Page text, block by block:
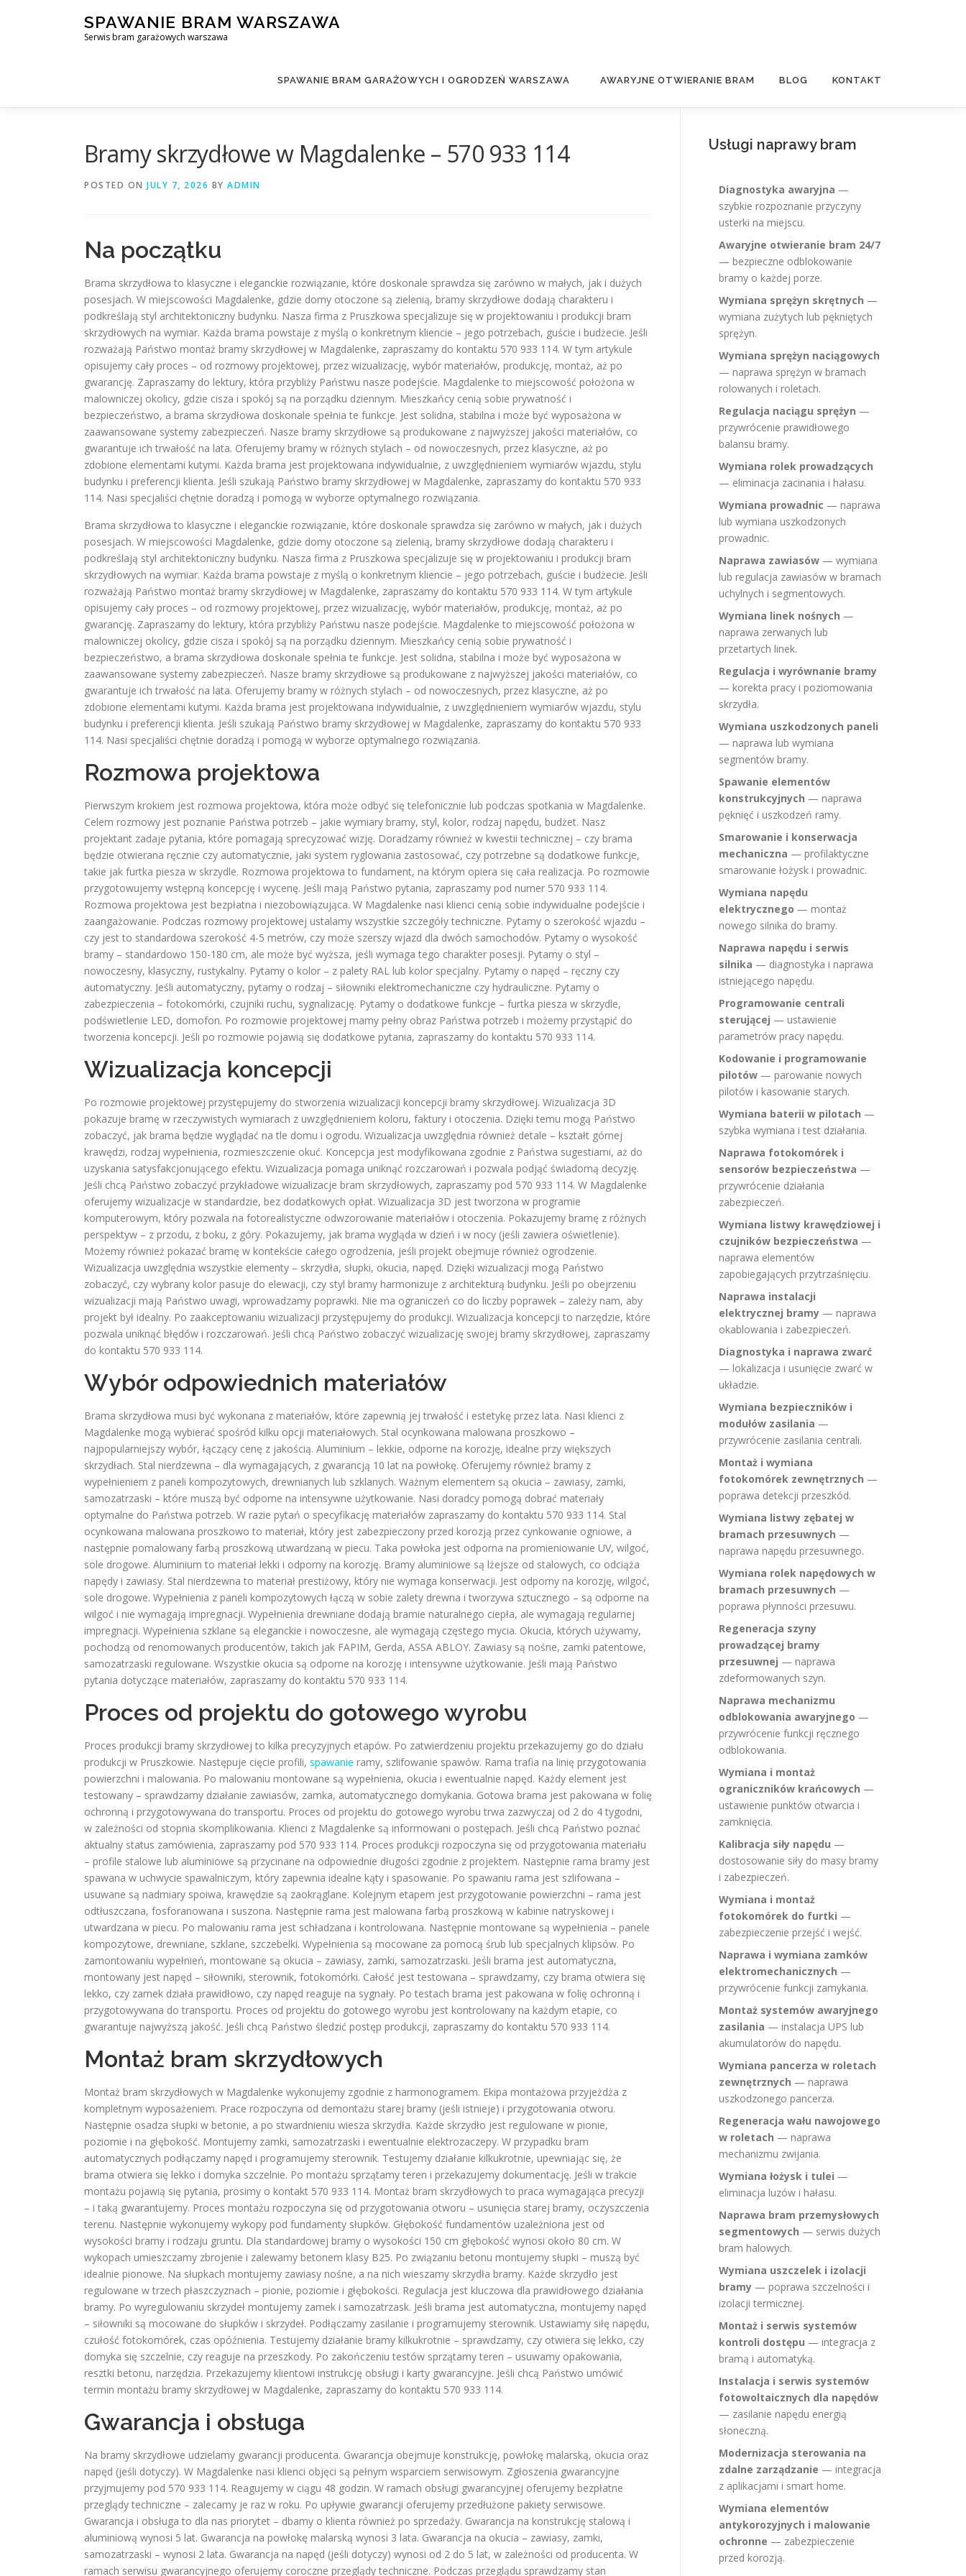
SPAWANIE BRAM WARSZAWA
Serwis bram garażowych warszawa
SPAWANIE BRAM GARAŻOWYCH I OGRODZEŃ WARSZAWA AWARYJNE OTWIERANIE BRAM BLOG KONTAKT
Bramy skrzydłowe w Magdalenke – 570 933 114
POSTED ON JULY 7, 2026 BY ADMIN
Na początku
Brama skrzydłowa to klasyczne i eleganckie rozwiązanie, które doskonale sprawdza się zarówno w małych, jak i dużych
posesjach. W miejscowości Magdalenke, gdzie domy otoczone są zielenią, bramy skrzydłowe dodają charakteru i
podkreślają styl architektoniczny budynku. Nasza firma z Pruszkowa specjalizuje się w projektowaniu i produkcji bram
skrzydłowych na wymiar. Każda brama powstaje z myślą o konkretnym kliencie – jego potrzebach, guście i budżecie. Jeśli
rozważają Państwo montaż bramy skrzydłowej w Magdalenke, zapraszamy do kontaktu 570 933 114. W tym artykule
opisujemy cały proces – od rozmowy projektowej, przez wizualizację, wybór materiałów, produkcję, montaż, aż po
gwarancję. Zapraszamy do lektury, która przybliży Państwu nasze podejście. Magdalenke to miejscowość położona w
malowniczej okolicy, gdzie cisza i spokój są na porządku dziennym. Mieszkańcy cenią sobie prywatność i
bezpieczeństwo, a brama skrzydłowa doskonale spełnia te funkcje. Jest solidna, stabilna i może być wyposażona w
zaawansowane systemy zabezpieczeń. Nasze bramy skrzydłowe są produkowane z najwyższej jakości materiałów, co
gwarantuje ich trwałość na lata. Oferujemy bramy w różnych stylach – od nowoczesnych, przez klasyczne, aż po
zdobione elementami kutymi. Każda brama jest projektowana indywidualnie, z uwzględnieniem wymiarów wjazdu, stylu
budynku i preferencji klienta. Jeśli szukają Państwo bramy skrzydłowej w Magdalenke, zapraszamy do kontaktu 570 933
114. Nasi specjaliści chętnie doradzą i pomogą w wyborze optymalnego rozwiązania.
Brama skrzydłowa to klasyczne i eleganckie rozwiązanie, które doskonale sprawdza się zarówno w małych, jak i dużych
posesjach. W miejscowości Magdalenke, gdzie domy otoczone są zielenią, bramy skrzydłowe dodają charakteru i
podkreślają styl architektoniczny budynku. Nasza firma z Pruszkowa specjalizuje się w projektowaniu i produkcji bram
skrzydłowych na wymiar. Każda brama powstaje z myślą o konkretnym kliencie – jego potrzebach, guście i budżecie. Jeśli
rozważają Państwo montaż bramy skrzydłowej w Magdalenke, zapraszamy do kontaktu 570 933 114. W tym artykule
opisujemy cały proces – od rozmowy projektowej, przez wizualizację, wybór materiałów, produkcję, montaż, aż po
gwarancję. Zapraszamy do lektury, która przybliży Państwu nasze podejście. Magdalenke to miejscowość położona w
malowniczej okolicy, gdzie cisza i spokój są na porządku dziennym. Mieszkańcy cenią sobie prywatność i
bezpieczeństwo, a brama skrzydłowa doskonale spełnia te funkcje. Jest solidna, stabilna i może być wyposażona w
zaawansowane systemy zabezpieczeń. Nasze bramy skrzydłowe są produkowane z najwyższej jakości materiałów, co
gwarantuje ich trwałość na lata. Oferujemy bramy w różnych stylach – od nowoczesnych, przez klasyczne, aż po
zdobione elementami kutymi. Każda brama jest projektowana indywidualnie, z uwzględnieniem wymiarów wjazdu, stylu
budynku i preferencji klienta. Jeśli szukają Państwo bramy skrzydłowej w Magdalenke, zapraszamy do kontaktu 570 933
114. Nasi specjaliści chętnie doradzą i pomogą w wyborze optymalnego rozwiązania.
Rozmowa projektowa
Pierwszym krokiem jest rozmowa projektowa, która może odbyć się telefonicznie lub podczas spotkania w Magdalenke.
Celem rozmowy jest poznanie Państwa potrzeb – jakie wymiary bramy, styl, kolor, rodzaj napędu, budżet. Nasz
projektant zadaje pytania, które pomagają sprecyzować wizję. Doradzamy również w kwestii technicznej – czy brama
będzie otwierana ręcznie czy automatycznie, jaki system ryglowania zastosować, czy potrzebne są dodatkowe funkcje,
takie jak furtka piesza w skrzydle. Rozmowa projektowa to fundament, na którym opiera się cała realizacja. Po rozmowie
przygotowujemy wstępną koncepcję i wycenę. Jeśli mają Państwo pytania, zapraszamy pod numer 570 933 114.
Rozmowa projektowa jest bezpłatna i niezobowiązująca. W Magdalenke nasi klienci cenią sobie indywidualne podejście i
zaangażowanie. Podczas rozmowy projektowej ustalamy wszystkie szczegóły techniczne. Pytamy o szerokość wjazdu –
czy jest to standardowa szerokość 4-5 metrów, czy może szerszy wjazd dla dwóch samochodów. Pytamy o wysokość
bramy – standardowo 150-180 cm, ale może być wyższa, jeśli wymaga tego charakter posesji. Pytamy o styl –
nowoczesny, klasyczny, rustykalny. Pytamy o kolor – z palety RAL lub kolor specjalny. Pytamy o napęd – ręczny czy
automatyczny. Jeśli automatyczny, pytamy o rodzaj – siłowniki elektromechaniczne czy hydrauliczne. Pytamy o
zabezpieczenia – fotokomórki, czujniki ruchu, sygnalizację. Pytamy o dodatkowe funkcje – furtka piesza w skrzydle,
podświetlenie LED, domofon. Po rozmowie projektowej mamy pełny obraz Państwa potrzeb i możemy przystąpić do
tworzenia koncepcji. Jeśli po rozmowie pojawią się dodatkowe pytania, zapraszamy do kontaktu 570 933 114.
Wizualizacja koncepcji
Po rozmowie projektowej przystępujemy do stworzenia wizualizacji koncepcji bramy skrzydłowej. Wizualizacja 3D
pokazuje bramę w rzeczywistych wymiarach z uwzględnieniem koloru, faktury i otoczenia. Dzięki temu mogą Państwo
zobaczyć, jak brama będzie wyglądać na tle domu i ogrodu. Wizualizacja uwzględnia również detale – kształt górnej
krawędzi, rodzaj wypełnienia, rozmieszczenie okuć. Koncepcja jest modyfikowana zgodnie z Państwa sugestiami, aż do
uzyskania satysfakcjonującego efektu. Wizualizacja pomaga uniknąć rozczarowań i pozwala podjąć świadomą decyzję.
Jeśli chcą Państwo zobaczyć przykładowe wizualizacje bram skrzydłowych, zapraszamy pod 570 933 114. W Magdalenke
oferujemy wizualizacje w standardzie, bez dodatkowych opłat. Wizualizacja 3D jest tworzona w programie
komputerowym, który pozwala na fotorealistyczne odwzorowanie materiałów i otoczenia. Pokazujemy bramę z różnych
perspektyw – z przodu, z boku, z góry. Pokazujemy, jak brama wygląda w dzień i w nocy (jeśli zawiera oświetlenie).
Możemy również pokazać bramę w kontekście całego ogrodzenia, jeśli projekt obejmuje również ogrodzenie.
Wizualizacja uwzględnia wszystkie elementy – skrzydła, słupki, okucia, napęd. Dzięki wizualizacji mogą Państwo
zobaczyć, czy wybrany kolor pasuje do elewacji, czy styl bramy harmonizuje z architekturą budynku. Jeśli po obejrzeniu
wizualizacji mają Państwo uwagi, wprowadzamy poprawki. Nie ma ograniczeń co do liczby poprawek – zależy nam, aby
projekt był idealny. Po zaakceptowaniu wizualizacji przystępujemy do produkcji. Wizualizacja koncepcji to narzędzie, które
pozwala uniknąć błędów i rozczarowań. Jeśli chcą Państwo zobaczyć wizualizację swojej bramy skrzydłowej, zapraszamy
do kontaktu 570 933 114.
Wybór odpowiednich materiałów
Brama skrzydłowa musi być wykonana z materiałów, które zapewnią jej trwałość i estetykę przez lata. Nasi klienci z
Magdalenke mogą wybierać spośród kilku opcji materiałowych. Stal ocynkowana malowana proszkowo –
najpopularniejszy wybór, łączący cenę z jakością. Aluminium – lekkie, odporne na korozję, idealne przy większych
skrzydłach. Stal nierdzewna – dla wymagających, z gwarancją 10 lat na powłokę. Oferujemy również bramy z
wypełnieniem z paneli kompozytowych, drewnianych lub szklanych. Ważnym elementem są okucia – zawiasy, zamki,
samozatrzaski – które muszą być odporne na intensywne użytkowanie. Nasi doradcy pomogą dobrać materiały
optymalne do Państwa potrzeb. W razie pytań o specyfikację materiałów zapraszamy do kontaktu 570 933 114. Stal
ocynkowana malowana proszkowo to materiał, który jest zabezpieczony przed korozją przez cynkowanie ogniowe, a
następnie pomalowany farbą proszkową utwardzaną w piecu. Taka powłoka jest odporna na promieniowanie UV, wilgoć,
sole drogowe. Aluminium to materiał lekki i odporny na korozję. Bramy aluminiowe są lżejsze od stalowych, co odciąża
napędy i zawiasy. Stal nierdzewna to materiał prestiżowy, który nie wymaga konserwacji. Jest odporny na korozję, wilgoć,
sole drogowe. Wypełnienia z paneli kompozytowych łączą w sobie zalety drewna i tworzywa sztucznego – są odporne na
wilgoć i nie wymagają impregnacji. Wypełnienia drewniane dodają bramie naturalnego ciepła, ale wymagają regularnej
impregnacji. Wypełnienia szklane są eleganckie i nowoczesne, ale wymagają częstego mycia. Okucia, których używamy,
pochodzą od renomowanych producentów, takich jak FAPIM, Gerda, ASSA ABLOY. Zawiasy są nośne, zamki patentowe,
samozatrzaski regulowane. Wszystkie okucia są odporne na korozję i intensywne użytkowanie. Jeśli mają Państwo
pytania dotyczące materiałów, zapraszamy do kontaktu 570 933 114.
Proces od projektu do gotowego wyrobu
Proces produkcji bramy skrzydłowej to kilka precyzyjnych etapów. Po zatwierdzeniu projektu przekazujemy go do działu
produkcji w Pruszkowie. Następuje cięcie profili, spawanie ramy, szlifowanie spawów. Rama trafia na linię przygotowania
powierzchni i malowania. Po malowaniu montowane są wypełnienia, okucia i ewentualnie napęd. Każdy element jest
testowany – sprawdzamy działanie zawiasów, zamka, automatycznego domykania. Gotowa brama jest pakowana w folię
ochronną i przygotowywana do transportu. Proces od projektu do gotowego wyrobu trwa zazwyczaj od 2 do 4 tygodni,
w zależności od stopnia skomplikowania. Klienci z Magdalenke są informowani o postępach. Jeśli chcą Państwo poznać
aktualny status zamówienia, zapraszamy pod 570 933 114. Proces produkcji rozpoczyna się od przygotowania materiału
– profile stalowe lub aluminiowe są przycinane na odpowiednie długości zgodnie z projektem. Następnie rama bramy jest
spawana w uchwycie spawalniczym, który zapewnia idealne kąty i spasowanie. Po spawaniu rama jest szlifowana –
usuwane są nadmiary spoiwa, krawędzie są zaokrąglane. Kolejnym etapem jest przygotowanie powierzchni – rama jest
odtłuszczana, fosforanowana i suszona. Następnie rama jest malowana farbą proszkową w kabinie natryskowej i
utwardzana w piecu. Po malowaniu rama jest schładzana i kontrolowana. Następnie montowane są wypełnienia – panele
kompozytowe, drewniane, szklane, szczebelki. Wypełnienia są mocowane za pomocą śrub lub specjalnych klipsów. Po
zamontowaniu wypełnień, montowane są okucia – zawiasy, zamki, samozatrzaski. Jeśli brama jest automatyczna,
montowany jest napęd – siłowniki, sterownik, fotokomórki. Całość jest testowana – sprawdzamy, czy brama otwiera się
lekko, czy zamek działa prawidłowo, czy napęd reaguje na sygnały. Po testach brama jest pakowana w folię ochronną i
przygotowywana do transportu. Proces od projektu do gotowego wyrobu jest kontrolowany na każdym etapie, co
gwarantuje najwyższą jakość. Jeśli chcą Państwo śledzić postęp produkcji, zapraszamy do kontaktu 570 933 114.
Montaż bram skrzydłowych
Montaż bram skrzydłowych w Magdalenke wykonujemy zgodnie z harmonogramem. Ekipa montażowa przyjeżdża z
kompletnym wyposażeniem. Prace rozpoczyna od demontażu starej bramy (jeśli istnieje) i przygotowania otworu.
Następnie osadza słupki w betonie, a po stwardnieniu wiesza skrzydła. Każde skrzydło jest regulowane w pionie,
poziomie i na głębokość. Montujemy zamki, samozatrzaski i ewentualnie elektrozaczepy. W przypadku bram
automatycznych podłączamy napęd i programujemy sterownik. Testujemy działanie kilkukrotnie, upewniając się, że
brama otwiera się lekko i domyka szczelnie. Po montażu sprzątamy teren i przekazujemy dokumentację. Jeśli w trakcie
montażu pojawią się pytania, prosimy o kontakt 570 933 114. Montaż bram skrzydłowych to praca wymagająca precyzji
– i taką gwarantujemy. Proces montażu rozpoczyna się od przygotowania otworu – usunięcia starej bramy, oczyszczenia
terenu. Następnie wykonujemy wykopy pod fundamenty słupków. Głębokość fundamentów uzależniona jest od
wysokości bramy i rodzaju gruntu. Dla standardowej bramy o wysokości 150 cm głębokość wynosi około 80 cm. W
wykopach umieszczamy zbrojenie i zalewamy betonem klasy B25. Po związaniu betonu montujemy słupki – muszą być
idealnie pionowe. Na słupkach montujemy zawiasy nośne, a na nich wieszamy skrzydła bramy. Każde skrzydło jest
regulowane w trzech płaszczyznach – pionie, poziomie i głębokości. Regulacja jest kluczowa dla prawidłowego działania
bramy. Po wyregulowaniu skrzydeł montujemy zamek i samozatrzask. Jeśli brama jest automatyczna, montujemy napęd
– siłowniki są mocowane do słupków i skrzydeł. Podłączamy zasilanie i programujemy sterownik. Ustawiamy siłę napędu,
czułość fotokomórek, czas opóźnienia. Testujemy działanie bramy kilkukrotnie – sprawdzamy, czy otwiera się lekko, czy
domyka się szczelnie, czy reaguje na przeszkody. Po zakończeniu testów sprzątamy teren – usuwamy opakowania,
resztki betonu, narzędzia. Przekazujemy klientowi instrukcję obsługi i karty gwarancyjne. Jeśli chcą Państwo umówić
termin montażu bramy skrzydłowej w Magdalenke, zapraszamy do kontaktu 570 933 114.
Gwarancja i obsługa
Na bramy skrzydłowe udzielamy gwarancji producenta. Gwarancja obejmuje konstrukcję, powłokę malarską, okucia oraz
napęd (jeśli dotyczy). W Magdalenke nasi klienci objęci są pełnym wsparciem serwisowym. Zgłoszenia gwarancyjne
przyjmujemy pod 570 933 114. Reagujemy w ciągu 48 godzin. W ramach obsługi gwarancyjnej oferujemy bezpłatne
przeglądy techniczne – zalecamy je raz w roku. Po upływie gwarancji oferujemy przedłużone pakiety serwisowe.
Gwarancja i obsługa to dla nas priorytet – dbamy o klienta również po sprzedaży. Gwarancja na konstrukcję stalową i
aluminiową wynosi 5 lat. Gwarancja na powłokę malarską wynosi 3 lata. Gwarancja na okucia – zawiasy, zamki,
samozatrzaski – wynosi 2 lata. Gwarancja na napęd (jeśli dotyczy) wynosi od 2 do 5 lat, w zależności od producenta. W
ramach serwisu gwarancyjnego oferujemy coroczne przeglądy techniczne. Podczas przeglądu sprawdzamy stan
Usługi naprawy bram
Diagnostyka awaryjna —
szybkie rozpoznanie przyczyny
usterki na miejscu.
Awaryjne otwieranie bram 24/7
— bezpieczne odblokowanie
bramy o każdej porze.
Wymiana sprężyn skrętnych —
wymiana zużytych lub pękniętych
sprężyn.
Wymiana sprężyn naciągowych
— naprawa sprężyn w bramach
rolowanych i roletach.
Regulacja naciągu sprężyn —
przywrócenie prawidłowego
balansu bramy.
Wymiana rolek prowadzących
— eliminacja zacinania i hałasu.
Wymiana prowadnic — naprawa
lub wymiana uszkodzonych
prowadnic.
Naprawa zawiasów — wymiana
lub regulacja zawiasów w bramach
uchylnych i segmentowych.
Wymiana linek nośnych —
naprawa zerwanych lub
przetartych linek.
Regulacja i wyrównanie bramy
— korekta pracy i poziomowania
skrzydła.
Wymiana uszkodzonych paneli
— naprawa lub wymiana
segmentów bramy.
Spawanie elementów
konstrukcyjnych — naprawa
pęknięć i uszkodzeń ramy.
Smarowanie i konserwacja
mechaniczna — profilaktyczne
smarowanie łożysk i prowadnic.
Wymiana napędu
elektrycznego — montaż
nowego silnika do bramy.
Naprawa napędu i serwis
silnika — diagnostyka i naprawa
istniejącego napędu.
Programowanie centrali
sterującej — ustawienie
parametrów pracy napędu.
Kodowanie i programowanie
pilotów — parowanie nowych
pilotów i kasowanie starych.
Wymiana baterii w pilotach —
szybka wymiana i test działania.
Naprawa fotokomórek i
sensorów bezpieczeństwa —
przywrócenie działania
zabezpieczeń.
Wymiana listwy krawędziowej i
czujników bezpieczeństwa —
naprawa elementów
zapobiegających przytrzaśnięciu.
Naprawa instalacji
elektrycznej bramy — naprawa
okablowania i zabezpieczeń.
Diagnostyka i naprawa zwarć
— lokalizacja i usunięcie zwarć w
układzie.
Wymiana bezpieczników i
modułów zasilania —
przywrócenie zasilania centrali.
Montaż i wymiana
fotokomórek zewnętrznych —
poprawa detekcji przeszkód.
Wymiana listwy zębatej w
bramach przesuwnych —
naprawa napędu przesuwnego.
Wymiana rolek napędowych w
bramach przesuwnych —
poprawa płynności przesuwu.
Regeneracja szyny
prowadzącej bramy
przesuwnej — naprawa
zdeformowanych szyn.
Naprawa mechanizmu
odblokowania awaryjnego —
przywrócenie funkcji ręcznego
odblokowania.
Wymiana i montaż
ograniczników krańcowych —
ustawienie punktów otwarcia i
zamknięcia.
Kalibracja siły napędu —
dostosowanie siły do masy bramy
i zabezpieczeń.
Wymiana i montaż
fotokomórek do furtki —
zabezpieczenie przejść i wejść.
Naprawa i wymiana zamków
elektromechanicznych —
przywrócenie funkcji zamykania.
Montaż systemów awaryjnego
zasilania — instalacja UPS lub
akumulatorów do napędu.
Wymiana pancerza w roletach
zewnętrznych — naprawa
uszkodzonego pancerza.
Regeneracja wału nawojowego
w roletach — naprawa
mechanizmu zwijania.
Wymiana łożysk i tulei —
eliminacja luzów i hałasu.
Naprawa bram przemysłowych
segmentowych — serwis dużych
bram halowych.
Wymiana uszczelek i izolacji
bramy — poprawa szczelności i
izolacji termicznej.
Montaż i serwis systemów
kontroli dostępu — integracja z
bramą i automatyką.
Instalacja i serwis systemów
fotowoltaicznych dla napędów
— zasilanie napędu energią
słoneczną.
Modernizacja sterowania na
zdalne zarządzanie — integracja
z aplikacjami i smart home.
Wymiana elementów
antykorozyjnych i malowanie
ochronne — zabezpieczenie
przed korozją.